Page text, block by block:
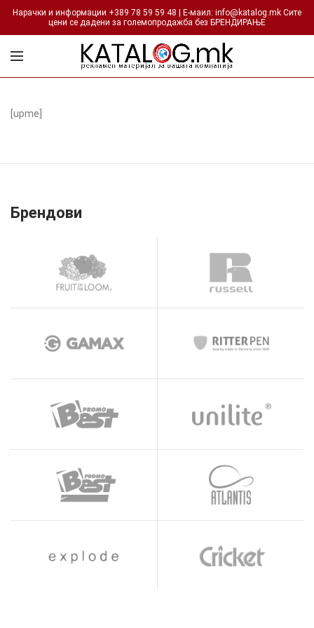
Нарачки и информации +389 78 59 59 48 | Е-маил: info@katalog.mk Сите
цени се дадени за големопродажба без БРЕНДИРАЊЕ
[upme]
Брендови